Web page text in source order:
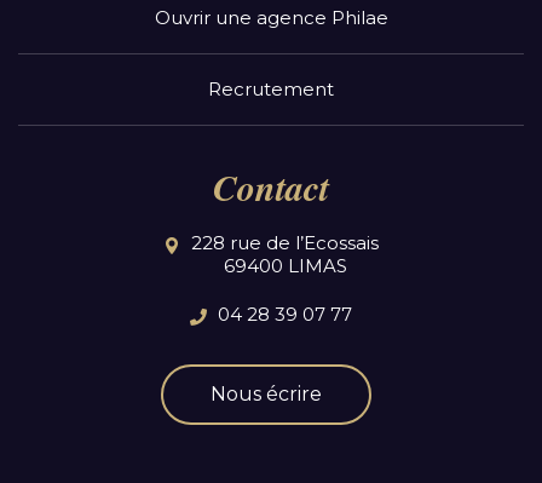
Ouvrir une agence Philae
Recrutement
Contact
228 rue de l’Ecossais
69400 LIMAS
04 28 39 07 77
Nous écrire